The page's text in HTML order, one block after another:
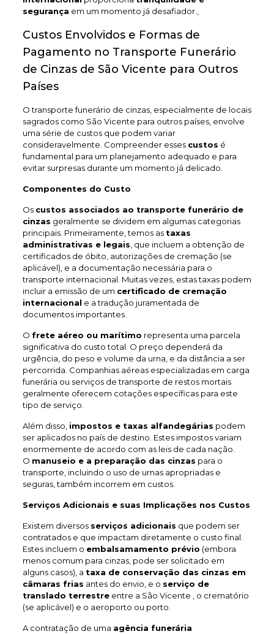
segurança em um momento já desafiador.,
Custos Envolvidos e Formas de
Pagamento no Transporte Funerário
de Cinzas de São Vicente para Outros
Países
O transporte funerário de cinzas, especialmente de locais
sagrados como São Vicente para outros países, envolve
uma série de custos que podem variar
consideravelmente. Compreender esses custos é
fundamental para um planejamento adequado e para
evitar surpresas durante um momento já delicado.
Componentes do Custo
Os custos associados ao transporte funerário de
cinzas geralmente se dividem em algumas categorias
principais. Primeiramente, temos as taxas
administrativas e legais , que incluem a obtenção de
certificados de óbito, autorizações de cremação (se
aplicável), e a documentação necessária para o
transporte internacional. Muitas vezes, estas taxas podem
incluir a emissão de um certificado de cremação
internacional e a tradução juramentada de
documentos importantes.
O frete aéreo ou marítimo representa uma parcela
significativa do custo total. O preço dependerá da
urgência, do peso e volume da urna, e da distância a ser
percorrida. Companhias aéreas especializadas em carga
funerária ou serviços de transporte de restos mortais
geralmente oferecem cotações específicas para este
tipo de serviço.
Além disso, impostos e taxas alfandegárias podem
ser aplicados no país de destino. Estes impostos variam
enormemente de acordo com as leis de cada nação.
O manuseio e a preparação das cinzas para o
transporte, incluindo o uso de urnas apropriadas e
seguras, também incorrem em custos.
Serviços Adicionais e suas Implicações nos Custos
Existem diversos serviços adicionais que podem ser
contratados e que impactam diretamente o custo final.
Estes incluem o embalsamamento prévio (embora
menos comum para cinzas, pode ser solicitado em
alguns casos), a taxa de conservação das cinzas em
câmaras frias antes do envio, e o serviço de
translado terrestreentre a São Vicente , o crematório
(se aplicável) e o aeroporto ou porto.
A contratação de uma agência funerária